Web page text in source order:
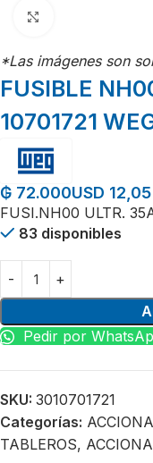
*Las imágenes son
FUSIBLE
10701721
₲ 72.000USD 12,05
FUSI.NH00 ULTR.
83 disponibles
Pedir por
SKU: 3010701721
Categorías:
TABLEROS,